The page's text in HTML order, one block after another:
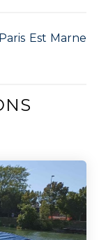
Est Marne